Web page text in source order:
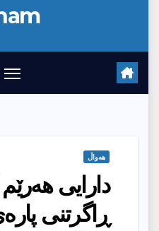
هەواڵ
دارایی
ڕاگرتنی